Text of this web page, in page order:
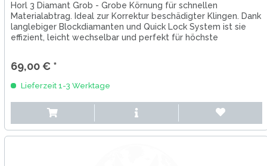
Horl 3 Diamant Grob - Grobe Körnung für schnellen
Materialabtrag. Ideal zur Korrektur beschädigter Klingen. Dank
langlebiger Blockdiamanten und Quick Lock System ist sie
effizient, leicht wechselbar und perfekt für höchste
69,00 € *
Lieferzeit 1-3 Werktage